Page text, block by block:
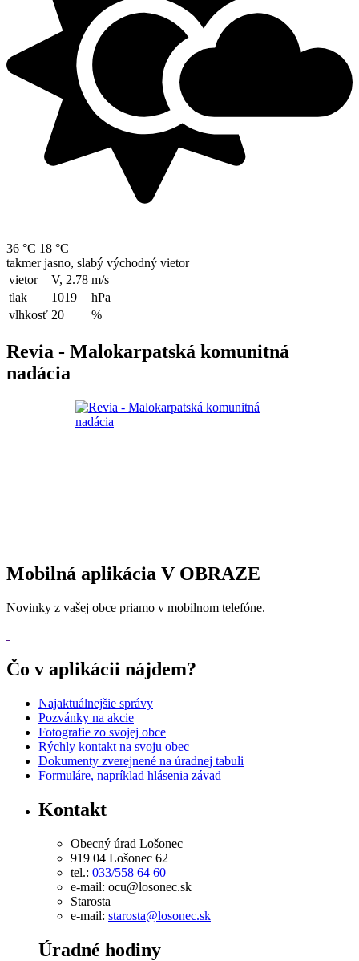
36 °C 18 °C
takmer jasno, slabý východný vietor
vietor
V, 2.78 m/s
tlak
1019
hPa
vlhkosť 20 %
Revia - Malokarpatská komunitná
nadácia
Mobilná aplikácia V OBRAZE
Novinky z vašej obce priamo v mobilnom telefóne.
Čo v aplikácii nájdem?
Najaktuálnejšie správy
Pozvánky na akcie
Fotografie zo svojej obce
Rýchly kontakt na svoju obec
Dokumenty zverejnené na úradnej tabuli
Formuláre, napríklad hlásenia závad
Kontakt
Obecný úrad Lošonec
919 04 Lošonec 62
tel.: 033/558 64 60
e-mail: ocu@losonec.sk
Starosta
e-mail: starosta@losonec.sk
Úradné hodiny